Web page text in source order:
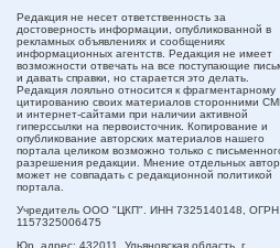
Редакция не несет ответственность за
достоверность информации, опубликованной в
рекламных объявлениях и сообщениях
информационных агентств. Редакция не имеет
возможности отвечать на все поступающие
и давать справки, но старается это делать.
Редакция лояльно относится к фрагментарному
цитированию своих материалов сторонними
и интернет-сайтами при наличии активной
гиперссылки на первоисточник. Копирование и
опубликование авторских материалов нашего
портала целиком возможно только с
разрешения редакции. Мнение отдельных
может не совпадать с редакционной политикой
портала.
Учредитель ООО "ЦКП". ИНН 7325140148, ОГРН
1157325006475